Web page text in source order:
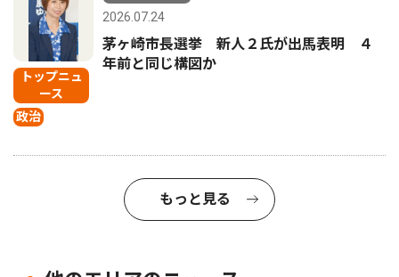
トップニュ
ース
政治
2026.07.24
茅ヶ崎市長選挙 新人２氏が出馬表明 ４
年前と同じ構図か
もっと見る